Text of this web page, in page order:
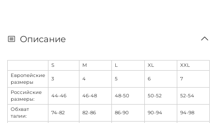
Описание
S M L XL
XXL
Европейские
размеры
3 4 5 6 7
Российские
размеры:
44-46 46-48 48-50 50-52 52-54
Обхват
талии:
74-82 82-86 86-90 90-94 94-98